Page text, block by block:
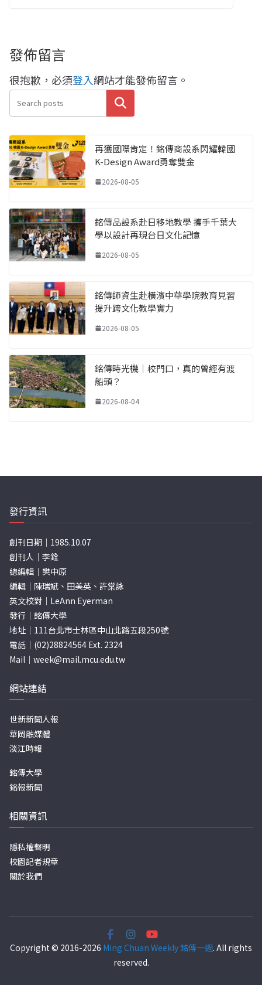
發佈留言
很抱歉，必須登入網站才能發佈留言。
搜尋
再獲國際肯定！銘傳商設系閃耀韓國
K-Design Award勇奪雙金
2026-08-05
銘傳品設系赴日移地教學 攜手千葉大
學以設計再現台日文化記憶
2026-08-05
銘傳師資生赴橫濱中華學院教育見習
提升跨文化教學實力
2026-08-05
銘傳時光機｜校門口，真的曾經有渡
船頭？
2026-08-04
發行資訊
創刊日期｜1985.10.07
創刊人｜李銓
總編輯｜樊中原
編輯｜陳瑞斌、田美英、許棠詠
英文校對｜LeAnn Eyerman
發行｜銘傳大學
地址｜111台北市士林區中山北路五段250號
電話｜(02)28824564 Ext. 2324
Mail｜ week@mail.mcu.edu.tw
網站連結
世新新聞人報
華岡融媒體
淡江時報
銘傳大學
銘報新聞
相關資訊
隱私權聲明
校園記者規章
關於我們
Copyright © 2016-2026 Ming Chuan Weekly 銘傳一週. All rights
reserved.